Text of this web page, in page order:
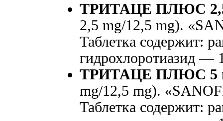
ТРИТАЦЕ ПЛЮС 2,5
2,5 mg/12,5 mg).
Таблетка содержит:
гидрохлоротиазид —
ТРИТАЦЕ ПЛЮС 5
mg/12,5 mg).
Таблетка содержит: